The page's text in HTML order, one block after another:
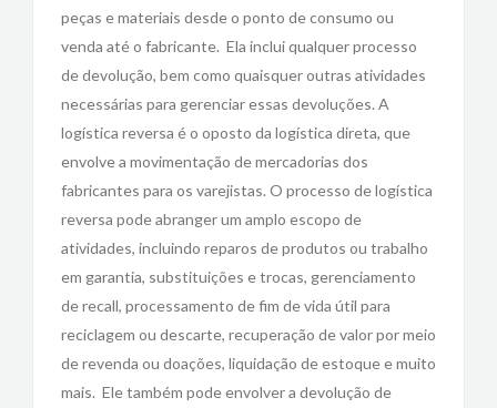
peças e materiais desde o ponto de consumo ou
venda até o fabricante. Ela inclui qualquer processo
de devolução, bem como quaisquer outras atividades
necessárias para gerenciar essas devoluções. A
logística reversa é o oposto da logística direta, que
envolve a movimentação de mercadorias dos
fabricantes para os varejistas. O processo de logística
reversa pode abranger um amplo escopo de
atividades, incluindo reparos de produtos ou trabalho
em garantia, substituições e trocas, gerenciamento
de recall, processamento de fim de vida útil para
reciclagem ou descarte, recuperação de valor por meio
de revenda ou doações, liquidação de estoque e muito
mais. Ele também pode envolver a devolução de